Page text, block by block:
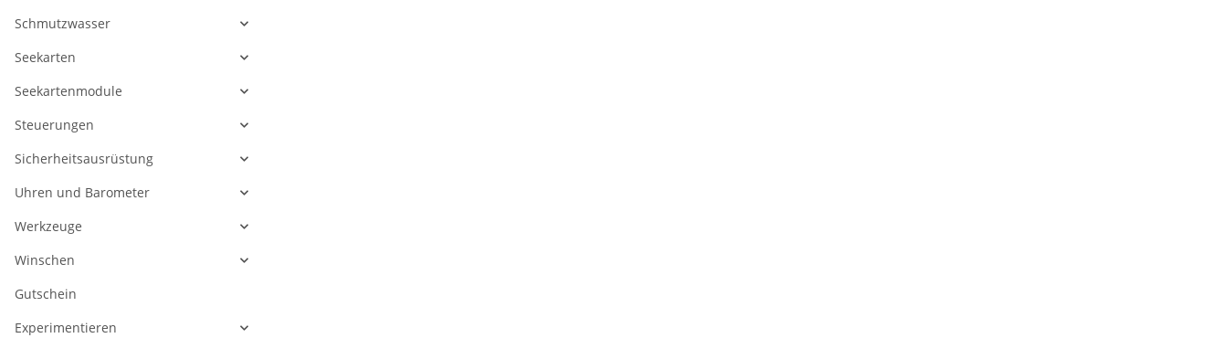
Schmutzwasser
Seekarten
Seekartenmodule
Steuerungen
Sicherheitsausrüstung
Uhren und Barometer
Werkzeuge
Winschen
Gutschein
Experimentieren